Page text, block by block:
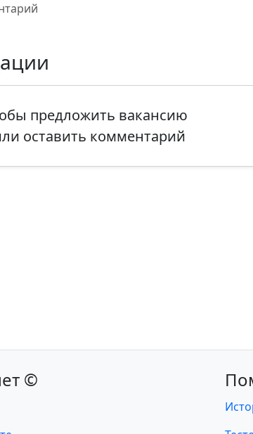
предложить вакансию
оставить комментарий
©